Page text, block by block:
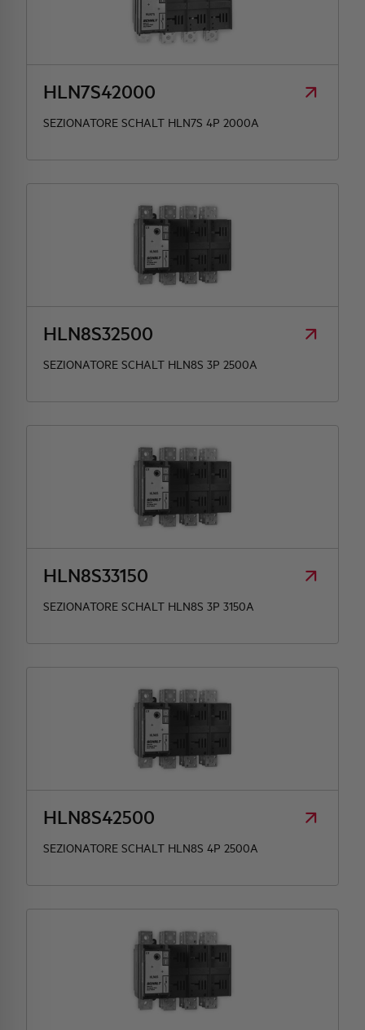
HLN7S42000
SEZIONATORE SCHALT HLN7S 4P 2000A
HLN8S32500
SEZIONATORE SCHALT HLN8S 3P 2500A
HLN8S33150
SEZIONATORE SCHALT HLN8S 3P 3150A
HLN8S42500
SEZIONATORE SCHALT HLN8S 4P 2500A